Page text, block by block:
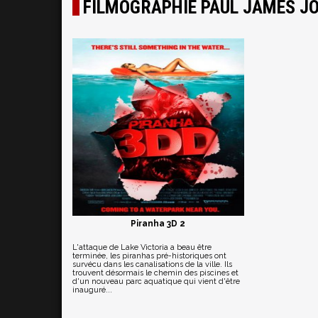
FILMOGRAPHIE PAUL JAMES
Piranha 3D 2
L'attaque de Lake Victoria a beau être
terminée, les piranhas pré-historiques ont
survécu dans les canalisations de la ville. Ils
trouvent désormais le chemin des piscines et
d'un nouveau parc aquatique qui vient d'être
inauguré...